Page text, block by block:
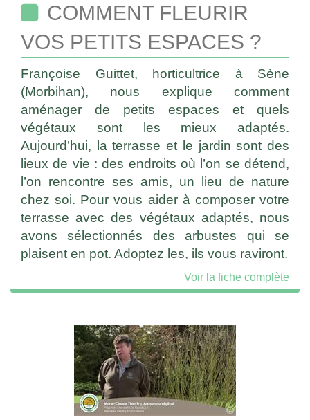
COMMENT FLEURIR
VOS PETITS ESPACES ?
Françoise Guittet, horticultrice à Sène
(Morbihan), nous explique comment
aménager de petits espaces et quels
végétaux sont les mieux adaptés.
Aujourd’hui, la terrasse et le jardin sont des
lieux de vie : des endroits où l’on se détend,
l’on rencontre ses amis, un lieu de nature
chez soi. Pour vous aider à composer votre
terrasse avec des végétaux adaptés, nous
avons sélectionnés des arbustes qui se
plaisent en pot. Adoptez les, ils vous raviront.
Voir la fiche complète